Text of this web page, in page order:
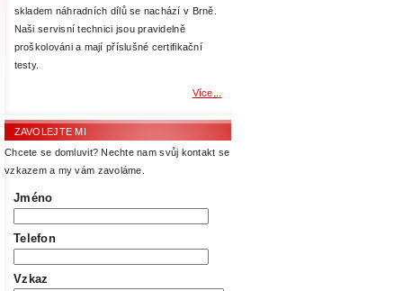
skladem náhradních dílů se nachází v Brně.
Naši servisní technici jsou pravidelně
proškolováni a mají příslušné certifikační
testy.
Více...
ZAVOLEJTE MI
Chcete se domluvit? Nechte nam svůj kontakt se
vzkazem a my vám zavoláme.
Jméno
Telefon
Vzkaz